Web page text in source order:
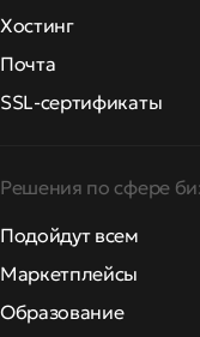
Хостинг
Почта
SSL-сертификаты
Решения по сфере
Подойдут всем
Маркетплейсы
Образование